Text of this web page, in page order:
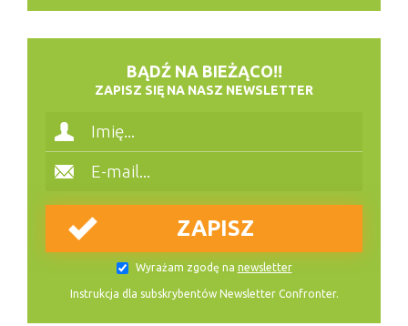
BĄDŹ NA BIEŻĄCO!!
ZAPISZ SIĘ NA NASZ NEWSLETTER
Wyrażam zgodę na newsletter
Instrukcja dla subskrybentów Newsletter Confronter.